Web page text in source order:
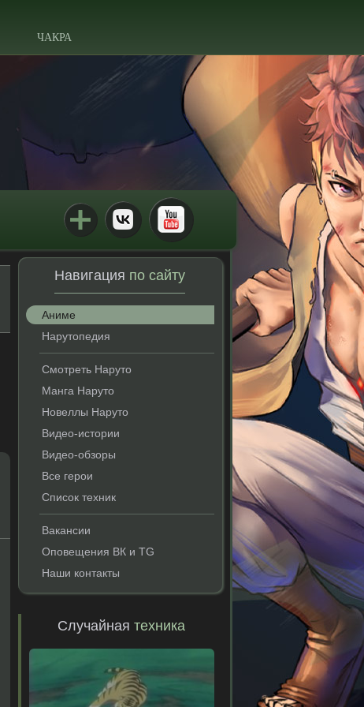
ЧАКРА
Навигация по сайту
Аниме
Нарутопедия
Смотреть Наруто
Манга Наруто
Новеллы Наруто
Видео-истории
Видео-обзоры
Все герои
Список техник
Вакансии
Оповещения ВК и TG
Наши контакты
Случайнаятехника